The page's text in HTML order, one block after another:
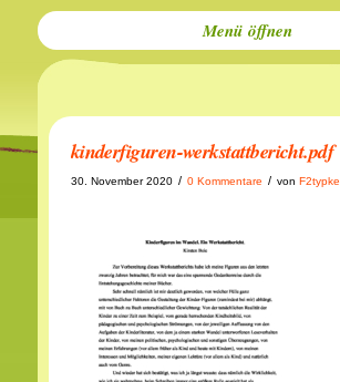
Menü
kinderfiguren-werkstattbericht.pdf
30. November 2020 / 0 Kommentare / von F2typke